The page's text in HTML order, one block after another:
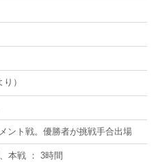
）
ント戦。優勝者が挑戦手合出場
本戦 ： 3時間